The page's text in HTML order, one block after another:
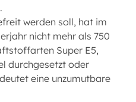
werden soll, hat im
nicht mehr als 750
Super E5,
durchgesetzt oder
eine unzumutbare